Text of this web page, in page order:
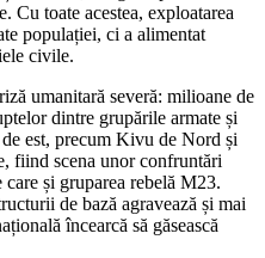
Cu toate acestea, exploatarea
populației, ci a alimentat
civile.
umanitară severă: milioane de
dintre grupările armate și
est, precum Kivu de Nord și
fiind scena unor confruntări
și gruparea rebelă M23.
de bază agravează și mai
încearcă să găsească